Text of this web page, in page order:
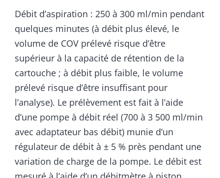
Débit d’aspiration : 250 à 300 ml/min pendant
quelques minutes (à débit plus élevé, le
volume de COV prélevé risque d’être
supérieur à la capacité de rétention de la
cartouche ; à débit plus faible, le volume
prélevé risque d’être insuffisant pour
l’analyse). Le prélèvement est fait à l’aide
d’une pompe à débit réel (700 à 3 500 ml/min
avec adaptateur bas débit) munie d’un
régulateur de débit à ± 5 % près pendant une
variation de charge de la pompe. Le débit est